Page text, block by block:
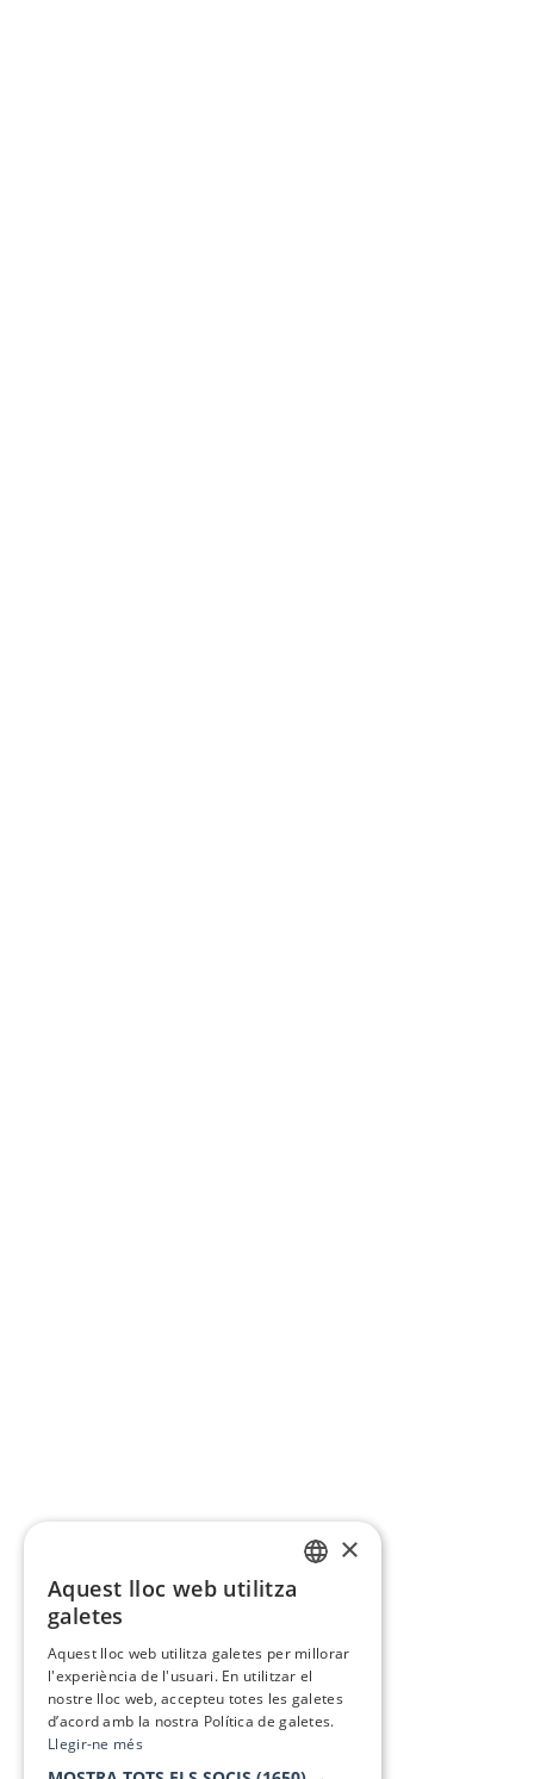
×
Aquest lloc web utilitza
galetes
Aquest lloc web utilitza galetes per millorar
l'experiència de l'usuari. En utilitzar el
nostre lloc web, accepteu totes les galetes
d’acord amb la nostra Política de galetes.
Llegir-ne més